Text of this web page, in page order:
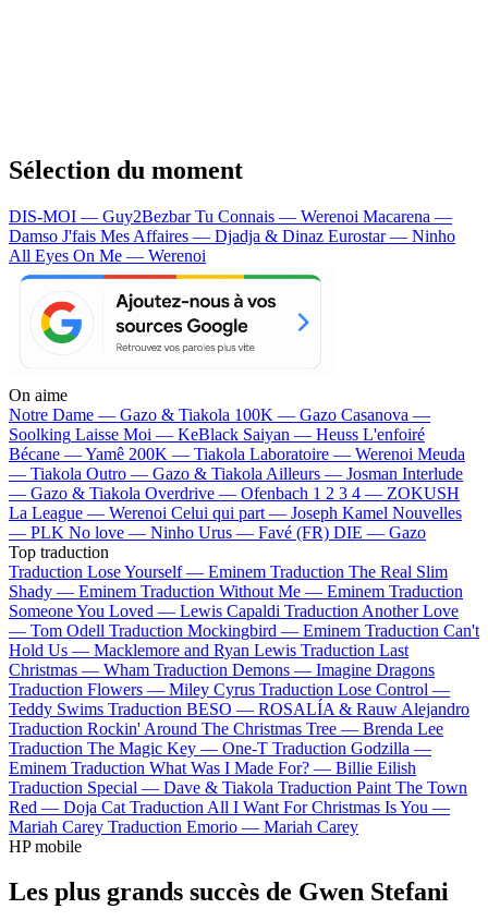
Sélection du moment
DIS-MOI — Guy2BezbarTu Connais — Werenoi Macarena —
Damso J'fais Mes Affaires — Djadja & Dinaz Eurostar — Ninho
All Eyes On Me — Werenoi
On aime
Notre Dame — Gazo & Tiakola 100K — Gazo Casanova —
Soolking Laisse Moi — KeBlack Saiyan — Heuss L'enfoiré
Bécane —Yamê 200K — Tiakola Laboratoire — Werenoi Meuda
— Tiakola Outro — Gazo & Tiakola Ailleurs — Josman Interlude
— Gazo & Tiakola Overdrive — Ofenbach 1 2 3 4 — ZOKUSH
La League — Werenoi Celui qui part — Joseph Kamel Nouvelles
— PLK No love — Ninho Urus — Favé (FR) DIE — Gazo
Top traduction
Traduction Lose Yourself — Eminem Traduction The Real Slim
Shady — Eminem Traduction Without Me — Eminem Traduction
Someone You Loved — Lewis Capaldi Traduction Another Love
— Tom Odell Traduction Mockingbird — Eminem Traduction Can't
Hold Us — Macklemore and Ryan Lewis Traduction Last
Christmas — Wham Traduction Demons — Imagine Dragons
Traduction Flowers — Miley Cyrus Traduction Lose Control —
Teddy Swims Traduction BESO — ROSALÍA & Rauw Alejandro
Traduction Rockin' Around The Christmas Tree — Brenda Lee
Traduction The Magic Key — One-T Traduction Godzilla —
Eminem Traduction What Was I Made For? — Billie Eilish
Traduction Special — Dave & Tiakola Traduction Paint The Town
Red — Doja Cat Traduction All I Want For Christmas Is You —
Mariah Carey Traduction Emorio — Mariah Carey
HP mobile
Les plus grands succès de Gwen Stefani